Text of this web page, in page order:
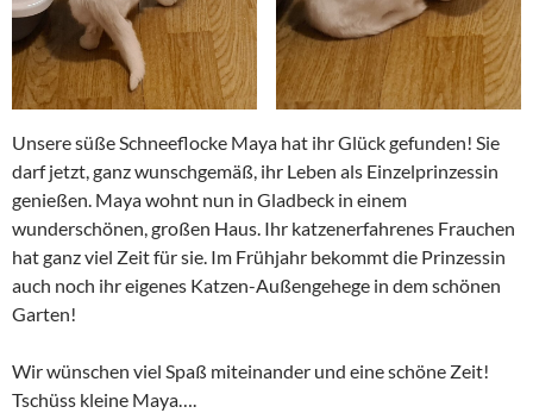
Unsere süße Schneeflocke Maya hat ihr Glück gefunden! Sie
darf jetzt, ganz wunschgemäß, ihr Leben als Einzelprinzessin
genießen. Maya wohnt nun in Gladbeck in einem
wunderschönen, großen Haus. Ihr katzenerfahrenes Frauchen
hat ganz viel Zeit für sie. Im Frühjahr bekommt die Prinzessin
auch noch ihr eigenes Katzen-Außengehege in dem schönen
Garten!
Wir wünschen viel Spaß miteinander und eine schöne Zeit!
Tschüss kleine Maya….